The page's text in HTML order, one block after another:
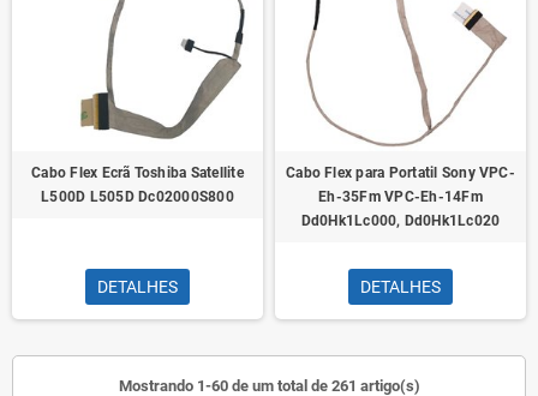
Cabo Flex Ecrã Toshiba Satellite
L500D L505D Dc02000S800
DETALHES
Cabo Flex para Portatil Sony VPC-
Eh-35Fm VPC-Eh-14Fm
Dd0Hk1Lc000, Dd0Hk1Lc020
DETALHES
Mostrando 1-60 de um total de 261 artigo(s)